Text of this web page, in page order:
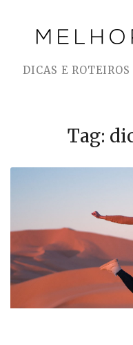
content
DICAS E
Tag: